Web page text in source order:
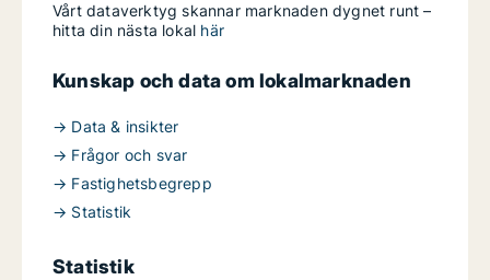
Vårt dataverktyg skannar marknaden dygnet runt –
hitta din nästa lokal här
Kunskap och data om lokalmarknaden
→ Data & insikter
→ Frågor och svar
→ Fastighetsbegrepp
→ Statistik
Statistik